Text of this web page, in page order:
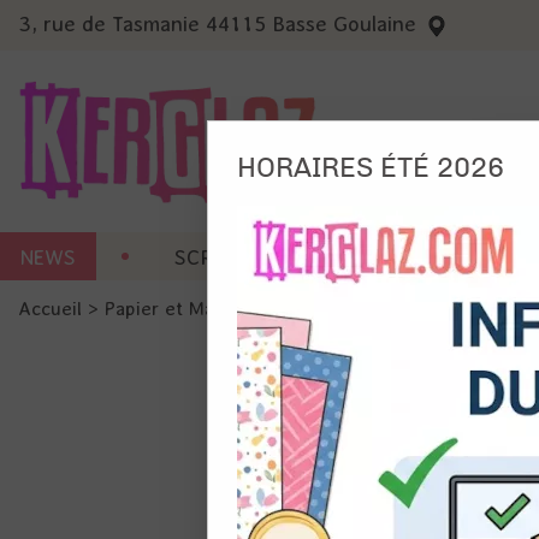
3, rue de Tasmanie 44115 Basse Goulaine
NEWS SCRAP CARTERIE MACHINES
Accueil > Papier et Matière Papier
Ils
et du
précises
Si vous
de la
HORAIRES ÉTÉ 2026